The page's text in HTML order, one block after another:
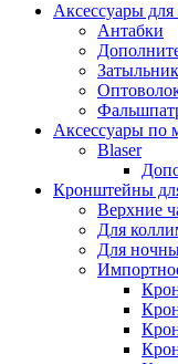
Аксессуары
Антабки
Аксессуары по
Blaser
Кронштейны
Верхние
Для
Для